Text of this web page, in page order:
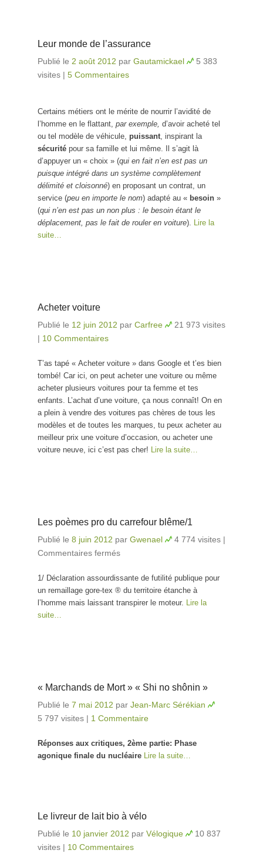
Leur monde de l’assurance
Publié le 2 août 2012 par Gautamickael
5 383
visites | 5 Commentaires
Certains métiers ont le mérite de nourrir l’avidité de
l’homme en le flattant, par exemple, d’avoir acheté tel
ou tel modèle de véhicule, puissant, inspirant la
sécurité pour sa famille et lui même. Il s’agit là
d’appuyer un « choix » (qui en fait n’en est pas un
puisque intégré dans un système complètement
délimité et cloisonné) en proposant un contrat, un
service (peu en importe le nom) adapté au « besoin »
(qui n’en est pas un non plus : le besoin étant le
déplacement, pas le fait de rouler en voiture). Lire la
suite…
Acheter voiture
Publié le 12 juin 2012 par Carfree
21 973 visites
| 10 Commentaires
T’as tapé « Acheter voiture » dans Google et t’es bien
tombé! Car ici, on peut acheter une voiture ou même
acheter plusieurs voitures pour ta femme et tes
enfants. L’achat d’une voiture, ça nous connaît! On en
a plein à vendre des voitures pas chères de tous les
modèles et de toutes les marques, tu peux acheter au
meilleur prix une voiture d’occasion, ou acheter une
voiture neuve, ici c’est pas cher! Lire la suite…
Les poèmes pro du carrefour blême/1
Publié le 8 juin 2012 par Gwenael 4 774 visites |
Commentaires fermés
1/ Déclaration assourdissante de futilité publique pour
un remaillage gore-tex ® du territoire étanche à
l’homme mais laissant transpirer le moteur. Lire la
suite…
« Marchands de Mort » « Shi no shônin »
Publié le 7 mai 2012 par Jean-Marc Sérékian
5 797 visites | 1 Commentaire
Réponses aux critiques, 2ème partie: Phase
agonique finale du nucléaire Lire la suite…
Le livreur de lait bio à vélo
Publié le 10 janvier 2012 par Vélogique
10 837
visites | 10 Commentaires